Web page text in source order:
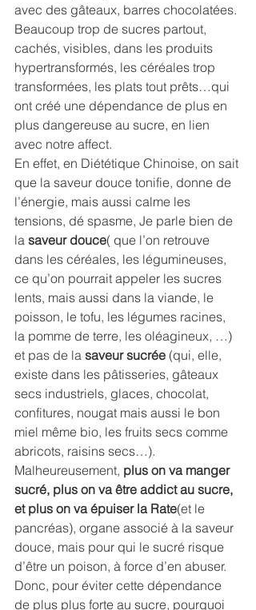
avec des gâteaux, barres chocolatées.
Beaucoup trop de sucres partout,
cachés, visibles, dans les produits
hypertransformés, les céréales trop
transformées, les plats tout prêts…qui
ont créé une dépendance de plus en
plus dangereuse au sucre, en lien
avec notre affect.
En effet, en Diététique Chinoise, on sait
que la saveur douce tonifie, donne de
l’énergie, mais aussi calme les
tensions, dé spasme, Je parle bien de
la saveur douce( que l’on retrouve
dans les céréales, les légumineuses,
ce qu’on pourrait appeler les sucres
lents, mais aussi dans la viande, le
poisson, le tofu, les légumes racines,
la pomme de terre, les oléagineux, …)
et pas de la saveur sucrée (qui, elle,
existe dans les pâtisseries, gâteaux
secs industriels, glaces, chocolat,
confitures, nougat mais aussi le bon
miel même bio, les fruits secs comme
abricots, raisins secs…).
Malheureusement, plus on va manger
sucré, plus on va être addict au sucre,
et plus on va épuiser la Rate(et le
pancréas), organe associé à la saveur
douce, mais pour qui le sucré risque
d’être un poison, à force d’en abuser.
Donc, pour éviter cette dépendance
de plus plus forte au sucre, pourquoi